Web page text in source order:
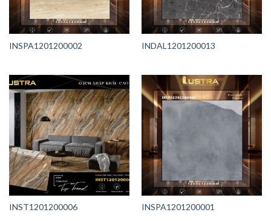
INSPA1201200002 INDAL1201200013
INST1201200006 INSPA1201200001